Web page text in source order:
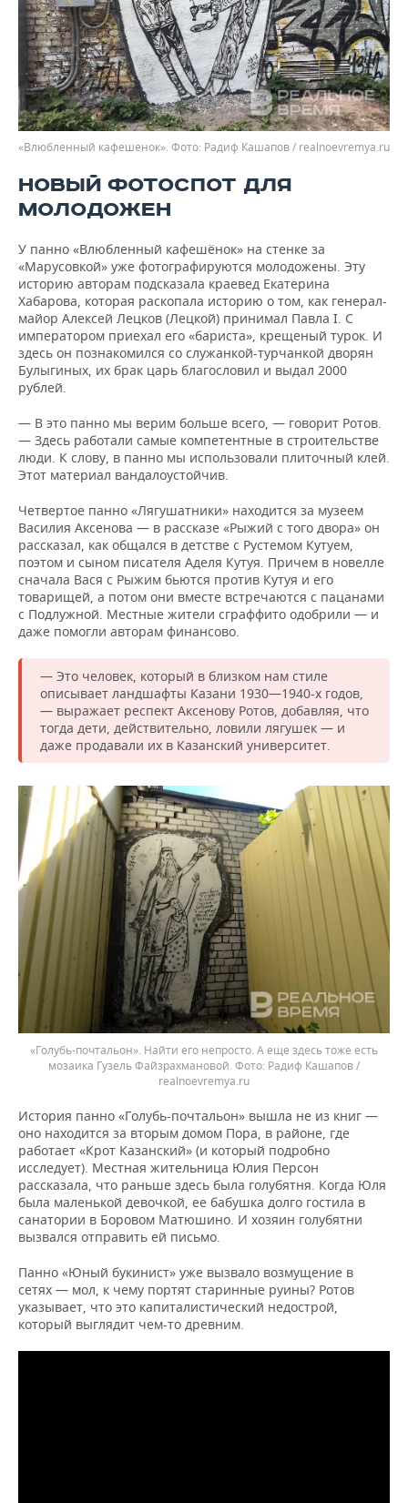
«Влюбленный кафешенок». Радиф Кашапов / realnoevremya.ru
НОВЫЙ ФОТОСПОТ ДЛЯ
МОЛОДОЖЕН
У панно «Влюбленный кафешёнок» на стенке за
«Марусовкой» уже фотографируются молодожены. Эту
историю авторам подсказала краевед Екатерина
Хабарова, которая раскопала историю о том, как генерал-
майор Алексей Лецков (Лецкой) принимал Павла I. С
императором приехал его «бариста», крещеный турок. И
здесь он познакомился со служанкой-турчанкой дворян
Булыгиных, их брак царь благословил и выдал 2000
рублей.
— В это панно мы верим больше всего, — говорит Ротов.
— Здесь работали самые компетентные в строительстве
люди. К слову, в панно мы использовали плиточный клей.
Этот материал вандалоустойчив.
Четвертое панно «Лягушатники» находится за музеем
Василия Аксенова — в рассказе «Рыжий с того двора» он
рассказал, как общался в детстве с Рустемом Кутуем,
поэтом и сыном писателя Аделя Кутуя. Причем в новелле
сначала Вася с Рыжим бьются против Кутуя и его
товарищей, а потом они вместе встречаются с пацанами
с Подлужной. Местные жители сграффито одобрили — и
даже помогли авторам финансово.
— Это человек, который в близком нам стиле
описывает ландшафты Казани 1930—1940-х годов,
— выражает респект Аксенову Ротов, добавляя, что
тогда дети, действительно, ловили лягушек — и
даже продавали их в Казанский университет.
«Голубь-почтальон». Найти его непросто. А еще здесь тоже есть
мозаика Гузель Файзрахмановой.
Радиф Кашапов /
realnoevremya.ru
История панно «Голубь-почтальон» вышла не из книг —
оно находится за вторым домом Пора, в районе, где
работает «Крот Казанский» (и который подробно
исследует). Местная жительница Юлия Персон
рассказала, что раньше здесь была голубятня. Когда Юля
была маленькой девочкой, ее бабушка долго гостила в
санатории в Боровом Матюшино. И хозяин голубятни
вызвался отправить ей письмо.
Панно «Юный букинист» уже вызвало возмущение в
сетях — мол, к чему портят старинные руины? Ротов
указывает, что это капиталистический недострой,
который выглядит чем-то древним.